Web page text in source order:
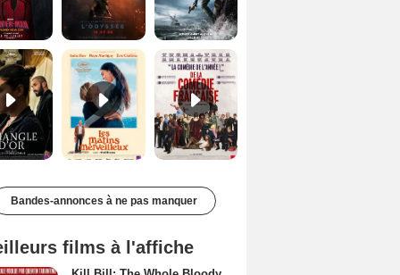
Les Matins merveilleux Bande-annonce VF De la Comédie-Française Teaser VF
Bandes-annonces à ne pas manquer
films à l'affiche